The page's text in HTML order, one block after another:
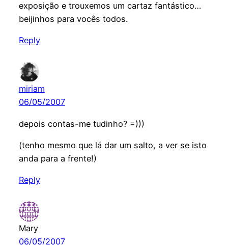
exposição e trouxemos um cartaz fantástico…
beijinhos para vocês todos.
Reply
miriam
06/05/2007
depois contas-me tudinho? =)))
(tenho mesmo que lá dar um salto, a ver se isto
anda para a frente!)
Reply
Mary
06/05/2007